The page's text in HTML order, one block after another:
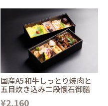
国産A5和牛しっとり焼肉と
五目炊き込み二段懐石御膳
¥2,160